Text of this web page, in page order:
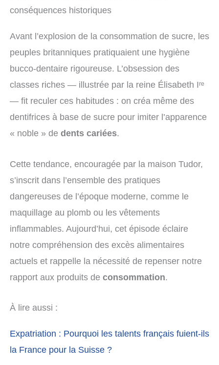
conséquences historiques
Avant l’explosion de la consommation de sucre, les
peuples britanniques pratiquaient une hygiène
bucco-dentaire rigoureuse. L’obsession des
classes riches — illustrée par la reine Élisabeth Iʳᵉ
— fit reculer ces habitudes : on créa même des
dentifrices à base de sucre pour imiter l’apparence
« noble » de dents cariées.
Cette tendance, encouragée par la maison Tudor,
s’inscrit dans l’ensemble des pratiques
dangereuses de l’époque moderne, comme le
maquillage au plomb ou les vêtements
inflammables. Aujourd’hui, cet épisode éclaire
notre compréhension des excès alimentaires
actuels et rappelle la nécessité de repenser notre
rapport aux produits de consommation.
À lire aussi :
Expatriation : Pourquoi les talents français fuient-ils
la France pour la Suisse ?